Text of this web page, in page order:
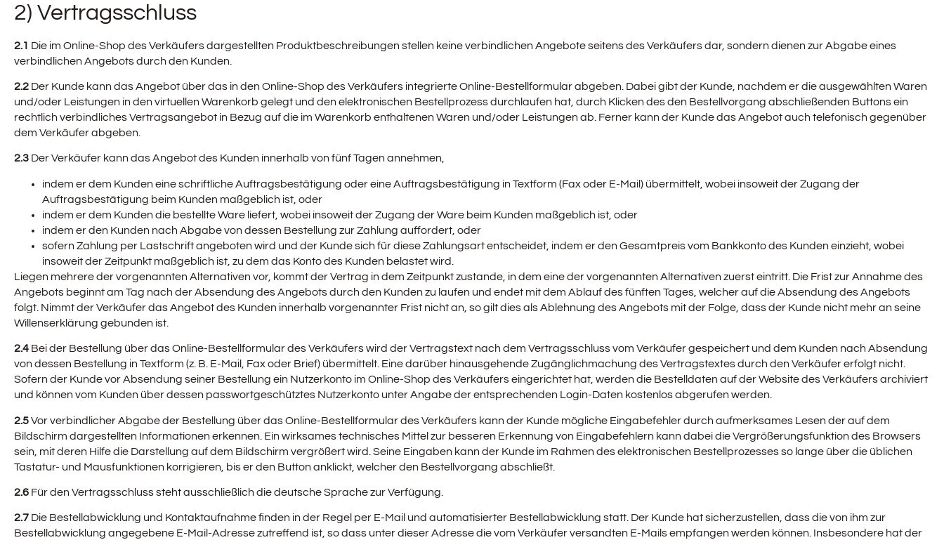
2) Vertragsschluss
2.1 Die im Online-Shop des Verkäufers dargestellten Produktbeschreibungen stellen keine verbindlichen Angebote seitens des Verkäufers dar, sondern dienen zur Abgabe eines
verbindlichen Angebots durch den Kunden.
2.2 Der Kunde kann das Angebot über das in den Online-Shop des Verkäufers integrierte Online-Bestellformular abgeben. Dabei gibt der Kunde, nachdem er die ausgewählten Waren
und/oder Leistungen in den virtuellen Warenkorb gelegt und den elektronischen Bestellprozess durchlaufen hat, durch Klicken des den Bestellvorgang abschließenden Buttons ein
rechtlich verbindliches Vertragsangebot in Bezug auf die im Warenkorb enthaltenen Waren und/oder Leistungen ab. Ferner kann der Kunde das Angebot auch telefonisch gegenüber
dem Verkäufer abgeben.
2.3 Der Verkäufer kann das Angebot des Kunden innerhalb von fünf Tagen annehmen,
indem er dem Kunden eine schriftliche Auftragsbestätigung oder eine Auftragsbestätigung in Textform (Fax oder E-Mail) übermittelt, wobei insoweit der Zugang der
Auftragsbestätigung beim Kunden maßgeblich ist, oder
indem er dem Kunden die bestellte Ware liefert, wobei insoweit der Zugang der Ware beim Kunden maßgeblich ist, oder
indem er den Kunden nach Abgabe von dessen Bestellung zur Zahlung auffordert, oder
sofern Zahlung per Lastschrift angeboten wird und der Kunde sich für diese Zahlungsart entscheidet, indem er den Gesamtpreis vom Bankkonto des Kunden einzieht, wobei
insoweit der Zeitpunkt maßgeblich ist, zu dem das Konto des Kunden belastet wird.
Liegen mehrere der vorgenannten Alternativen vor, kommt der Vertrag in dem Zeitpunkt zustande, in dem eine der vorgenannten Alternativen zuerst eintritt. Die Frist zur Annahme des
Angebots beginnt am Tag nach der Absendung des Angebots durch den Kunden zu laufen und endet mit dem Ablauf des fünften Tages, welcher auf die Absendung des Angebots
folgt. Nimmt der Verkäufer das Angebot des Kunden innerhalb vorgenannter Frist nicht an, so gilt dies als Ablehnung des Angebots mit der Folge, dass der Kunde nicht mehr an seine
Willenserklärung gebunden ist.
2.4 Bei der Bestellung über das Online-Bestellformular des Verkäufers wird der Vertragstext nach dem Vertragsschluss vom Verkäufer gespeichert und dem Kunden nach Absendung
von dessen Bestellung in Textform (z. B. E-Mail, Fax oder Brief) übermittelt. Eine darüber hinausgehende Zugänglichmachung des Vertragstextes durch den Verkäufer erfolgt nicht.
Sofern der Kunde vor Absendung seiner Bestellung ein Nutzerkonto im Online-Shop des Verkäufers eingerichtet hat, werden die Bestelldaten auf der Website des Verkäufers archiviert
und können vom Kunden über dessen passwortgeschütztes Nutzerkonto unter Angabe der entsprechenden Login-Daten kostenlos abgerufen werden.
2.5Vor verbindlicher Abgabe der Bestellung über das Online-Bestellformular des Verkäufers kann der Kunde mögliche Eingabefehler durch aufmerksames Lesen der auf dem
Bildschirm dargestellten Informationen erkennen. Ein wirksames technisches Mittel zur besseren Erkennung von Eingabefehlern kann dabei die Vergrößerungsfunktion des Browsers
sein, mit deren Hilfe die Darstellung auf dem Bildschirm vergrößert wird. Seine Eingaben kann der Kunde im Rahmen des elektronischen Bestellprozesses so lange über die üblichen
Tastatur- und Mausfunktionen korrigieren, bis er den Button anklickt, welcher den Bestellvorgang abschließt.
2.6 Für den Vertragsschluss steht ausschließlich die deutsche Sprache zur Verfügung.
2.7 Die Bestellabwicklung und Kontaktaufnahme finden in der Regel per E-Mail und automatisierter Bestellabwicklung statt. Der Kunde hat sicherzustellen, dass die von ihm zur
Bestellabwicklung angegebene E-Mail-Adresse zutreffend ist, so dass unter dieser Adresse die vom Verkäufer versandten E-Mails empfangen werden können. Insbesondere hat der